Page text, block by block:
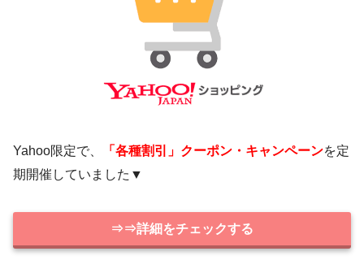
Yahoo限定で、 「各種割引」クーポン・キャンペーンを定
期開催していました▼
⇒⇒詳細をチェックする